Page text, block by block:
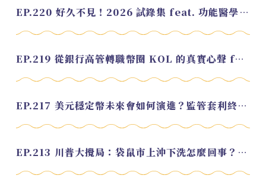
EP.220 好久不見！2026 試錄集 feat. 功能醫學營養師 美寶
EP.219 從銀行高管轉職幣圈 KOL 的真實心聲 feat.龜大
EP.217 美元穩定幣未來會如何演進？監管套利終將收斂？feat. 研究員 余哲安
EP.213 川普大攪局：袋鼠市上沖下洗怎麼回事？feat. Alvin